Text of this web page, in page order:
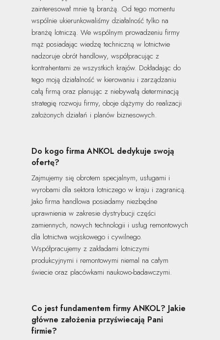
zainteresował mnie tą branżą. Od tego momentu
wspólnie ukierunkowaliśmy działalność tylko na
branżę lotniczą. We wspólnym prowadzeniu firmy
mąż posiadając wiedzę techniczną w lotnictwie
nadzoruje obrót handlowy, współpracując z
kontrahentami ze wszystkich krajów. Dokładając do
tego moją działalność w kierowaniu i zarządzaniu
całą firmą oraz planując z niebywałą determinacją
strategię rozwoju firmy, oboje dążymy do realizacji
założonych działań i planów biznesowych.
Do kogo firma ANKOL dedykuje swoją
ofertę?
Zajmujemy się obrotem specjalnym, usługami i
wyrobami dla sektora lotniczego w kraju i zagranicą.
Jako firma handlowa posiadamy niezbędne
uprawnienia w zakresie dystrybucji części
zamiennych, nowych technologii i usług remontowych
dla lotnictwa wojskowego i cywilnego.
Współpracujemy z zakładami lotniczymi
produkcyjnymi i remontowymi niemal na całym
świecie oraz placówkami naukowo-badawczymi.
Co jest fundamentem firmy ANKOL? Jakie
główne założenia przyświecają Pani
firmie?